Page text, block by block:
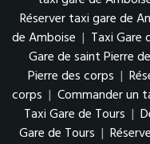
Réserver taxi gare de
de Amboise | Taxi Gare
Gare de saint Pierre
Pierre des corps |
corps | Commander un
Taxi Gare de Tours |
Gare de Tours |